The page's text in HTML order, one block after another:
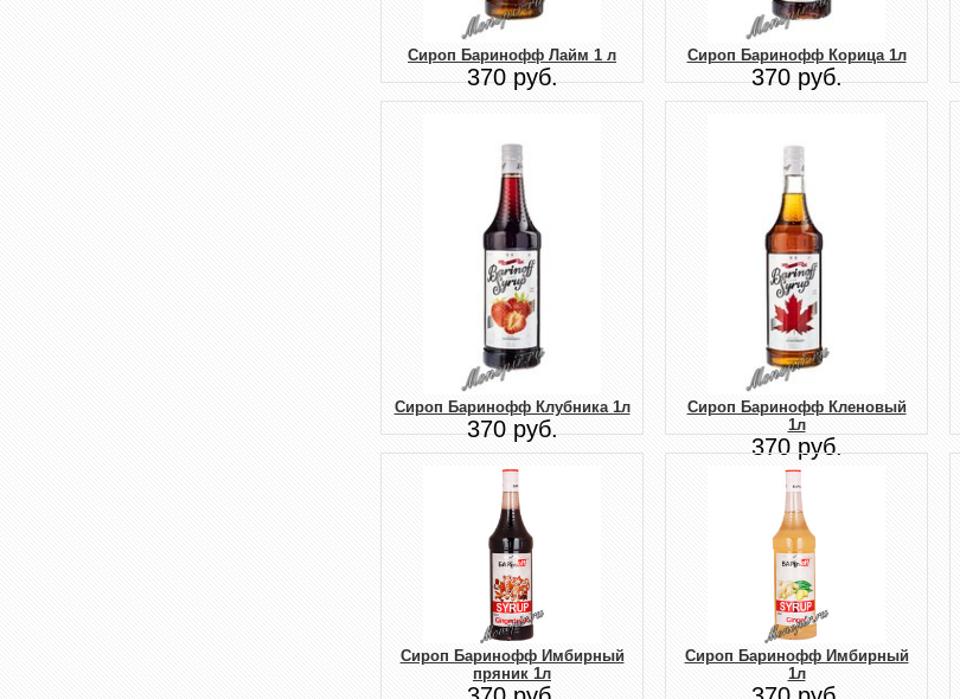
Сироп Баринофф Лайм 1 л
370 руб.
Сироп Баринофф Корица 1л
370 руб.
Сироп Баринофф Клубника 1л
370 руб.
Сироп Баринофф Кленовый
1л
370 руб.
Сироп Баринофф Имбирный
пряник 1л
Сироп Баринофф Имбирный
1л